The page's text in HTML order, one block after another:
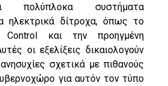
πολύπλοκα συστήματα
ηλεκτρικά δίτροχα, όπως το
Control και την προηγμένη
οι εξελίξεις δικαιολογούν
σχετικά με πιθανούς
για αυτόν τον τύπο